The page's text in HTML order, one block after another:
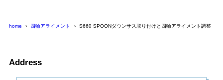
home 四輪アライメント S660 SPOONダウンサス取り付けと四輪アライメント調整
Address